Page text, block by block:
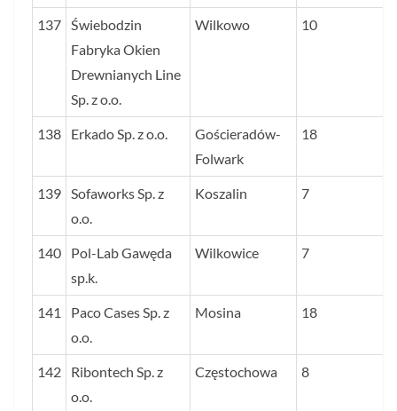
137 Świebodzin
Fabryka Okien
Drewnianych Line
Sp. z o.o.
Wilkowo 10
138 Erkado Sp. z o.o.
Gościeradów-
Folwark
18
139 Sofaworks Sp. z
o.o.
Koszalin 7
140
Pol-Lab Gawęda
sp.k.
Wilkowice 7
141
Paco Cases Sp. z
o.o.
Mosina 18
142
Ribontech Sp. z
o.o.
Częstochowa 8